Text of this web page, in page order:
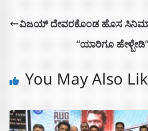
ವಿಜಯ್ ದೇವರಕೊಂಡ ಹೊಸ
“ಯಾರಿಗೂ
You May Also